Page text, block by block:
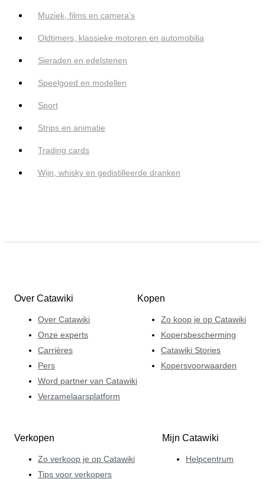
Muziek, films en camera's
Oldtimers, klassieke motoren en automobilia
Sieraden en edelstenen
Speelgoed en modellen
Sport
Strips en animatie
Trading cards
Wijn, whisky en gedistilleerde dranken
Over Catawiki
Over Catawiki
Onze experts
Carrières
Pers
Word partner van Catawiki
Verzamelaarsplatform
Kopen
Zo koop je op Catawiki
Kopersbescherming
Catawiki Stories
Kopersvoorwaarden
Verkopen
Zo verkoop je op Catawiki
Tips voor verkopers
Mijn Catawiki
Helpcentrum